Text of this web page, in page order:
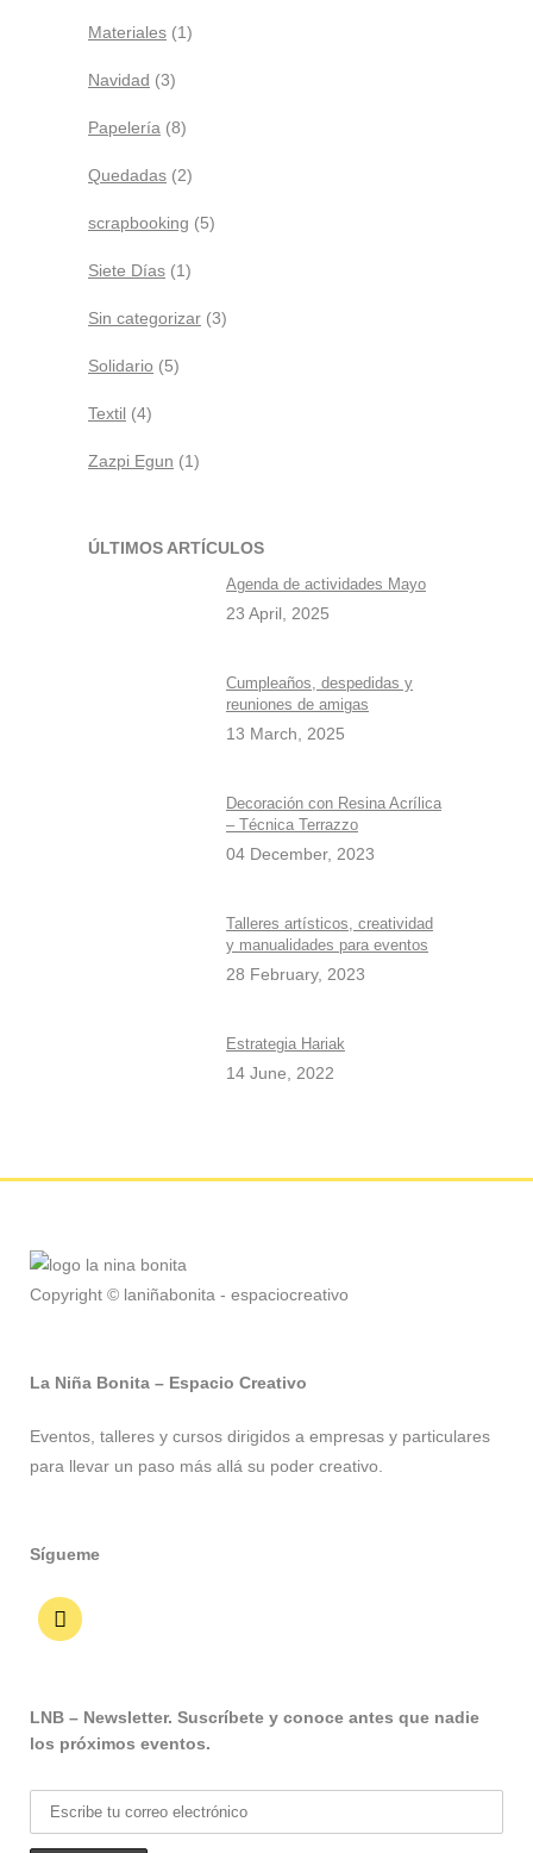
Materiales (1)
Navidad (3)
Papelería (8)
Quedadas (2)
scrapbooking (5)
Siete Días (1)
Sin categorizar (3)
Solidario (5)
Textil (4)
Zazpi Egun (1)
ÚLTIMOS ARTÍCULOS
Agenda de actividades Mayo
23 April, 2025
Cumpleaños, despedidas y
reuniones de amigas
13 March, 2025
Decoración con Resina Acrílica
– Técnica Terrazzo
04 December, 2023
Talleres artísticos, creatividad
y manualidades para eventos
28 February, 2023
Estrategia Hariak
14 June, 2022
Copyright © laniñabonita - espaciocreativo
La Niña Bonita – Espacio Creativo
Eventos, talleres y cursos dirigidos a empresas y particulares
para llevar un paso más allá su poder creativo.
Sígueme
LNB – Newsletter. Suscríbete y conoce antes que nadie
los próximos eventos.